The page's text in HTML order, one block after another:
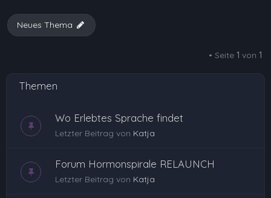
Neues Thema
• Seite 1 von 1
Themen
Wo Erlebtes Sprache findet
Letzter Beitrag von Katja
Forum Hormonspirale RELAUNCH
Letzter Beitrag von Katja